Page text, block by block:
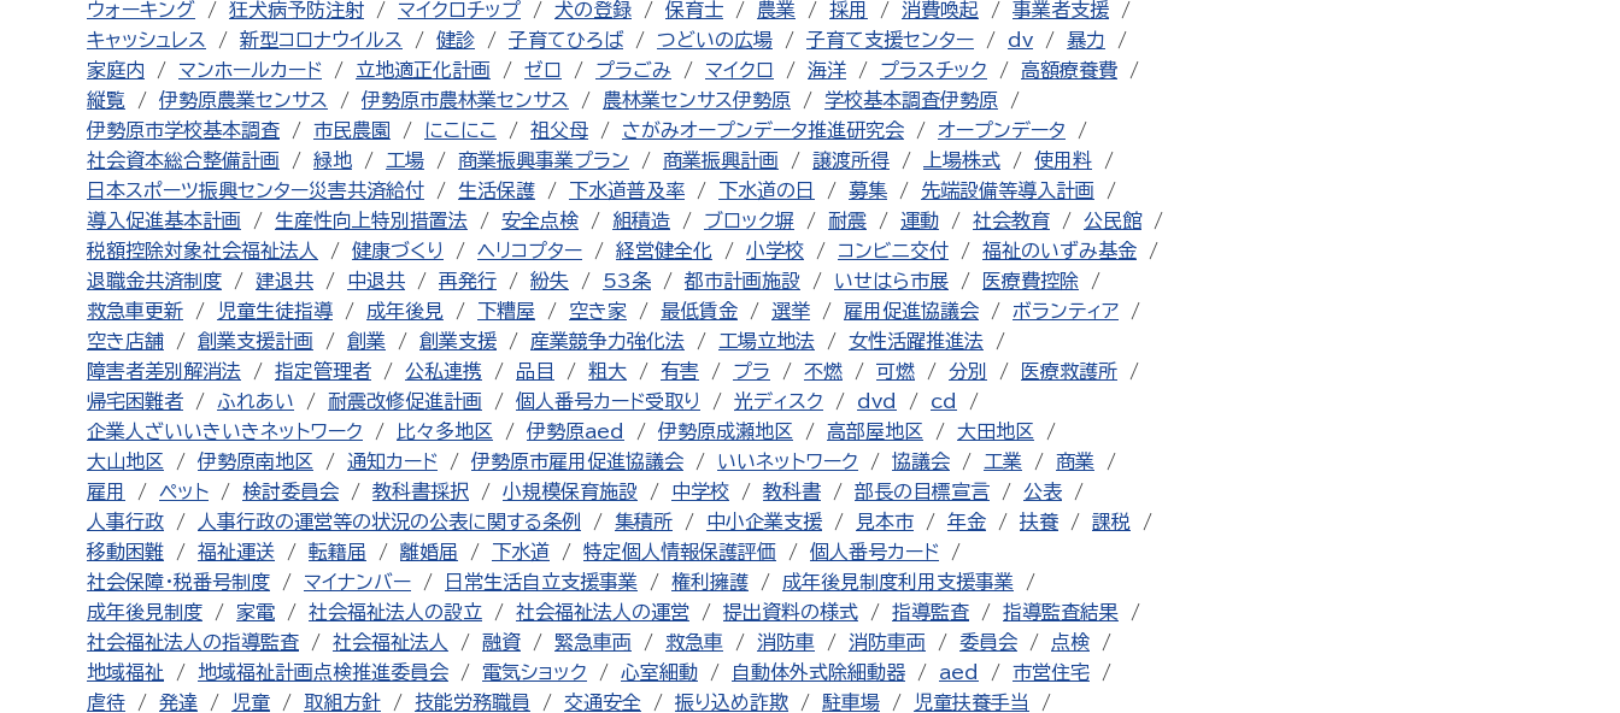
ウォーキング
狂犬病予防注射 マイクロチップ 犬の登録 保育士 農業 採用 消費喚起
事業者支援
キャッシュレス
新型コロナウイルス 健診 子育てひろば つどいの広場 子育て支援センター dv
暴力
家庭内
マンホールカード 立地適正化計画 ゼロ プラごみ マイクロ 海洋 プラスチック
高額療養費
縦覧
伊勢原農業センサス 伊勢原市農林業センサス 農林業センサス伊勢原
学校基本調査伊勢原
伊勢原市学校基本調査
市民農園 にこにこ 祖父母 さがみオープンデータ推進研究会
オープンデータ
社会資本総合整備計画
緑地 工場 商業振興事業プラン 商業振興計画 譲渡所得 上場株式
使用料
日本スポーツ振興センター災害共済給付
生活保護 下水道普及率 下水道の日 募集
先端設備等導入計画
導入促進基本計画
生産性向上特別措置法 安全点検 組積造 ブロック塀 耐震 運動 社会教育
公民館
税額控除対象社会福祉法人
健康づくり ヘリコプター 経営健全化 小学校 コンビニ交付
福祉のいずみ基金
退職金共済制度
建退共 中退共 再発行 紛失 53条 都市計画施設 いせはら市展
医療費控除
救急車更新
児童生徒指導 成年後見 下糟屋 空き家 最低賃金 選挙 雇用促進協議会
ボランティア
空き店舗
創業支援計画 創業 創業支援 産業競争力強化法 工場立地法
女性活躍推進法
障害者差別解消法
指定管理者 公私連携 品目 粗大 有害 プラ 不燃 可燃 分別
医療救護所
帰宅困難者
ふれあい 耐震改修促進計画 個人番号カード受取り 光ディスク dvd
cd
企業人ざいいきいきネットワーク
比々多地区 伊勢原aed 伊勢原成瀬地区 高部屋地区
大田地区
大山地区
伊勢原南地区 通知カード 伊勢原市雇用促進協議会 いいネットワーク 協議会 工業
商業
雇用
ペット 検討委員会 教科書採択 小規模保育施設 中学校 教科書 部長の目標宣言
公表
人事行政
人事行政の運営等の状況の公表に関する条例 集積所 中小企業支援 見本市 年金 扶養
課税
移動困難
福祉運送 転籍届 離婚届 下水道 特定個人情報保護評価
個人番号カード
社会保障・税番号制度
マイナンバー 日常生活自立支援事業 権利擁護
成年後見制度利用支援事業
成年後見制度
家電 社会福祉法人の設立 社会福祉法人の運営 提出資料の様式 指導監査
指導監査結果
社会福祉法人の指導監査
社会福祉法人 融資 緊急車両 救急車 消防車 消防車両 委員会
点検
地域福祉
地域福祉計画点検推進委員会 電気ショック 心室細動 自動体外式除細動器 aed
市営住宅
虐待
発達 児童 取組方針 技能労務職員 交通安全 振り込め詐欺 駐車場
児童扶養手当